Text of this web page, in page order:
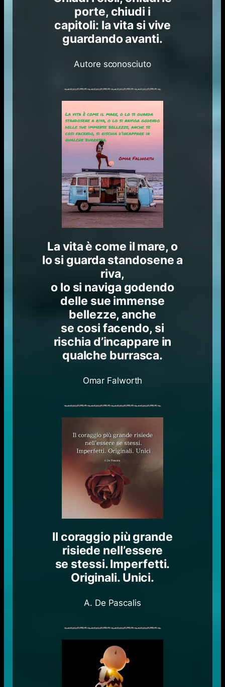
porte, chiudi i
capitoli: la vita si vive
guardando avanti.
Autore sconosciuto
La vita è come il mare, o
lo si guarda standosene a
riva,
o lo si naviga godendo
delle sue immense
bellezze, anche
se cosi facendo, si
rischia d’incappare in
qualche burrasca.
Omar Falworth
Il coraggio più grande
risiede nell’essere
se stessi. Imperfetti.
Originali. Unici.
A. De Pascalis